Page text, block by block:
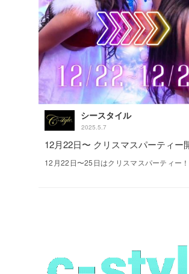
シースタイル
2025.5.7
12月22日〜 クリスマスパーティ
12月22日〜25日はクリスマスパーティー！